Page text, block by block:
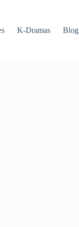
K-Dramas Blog